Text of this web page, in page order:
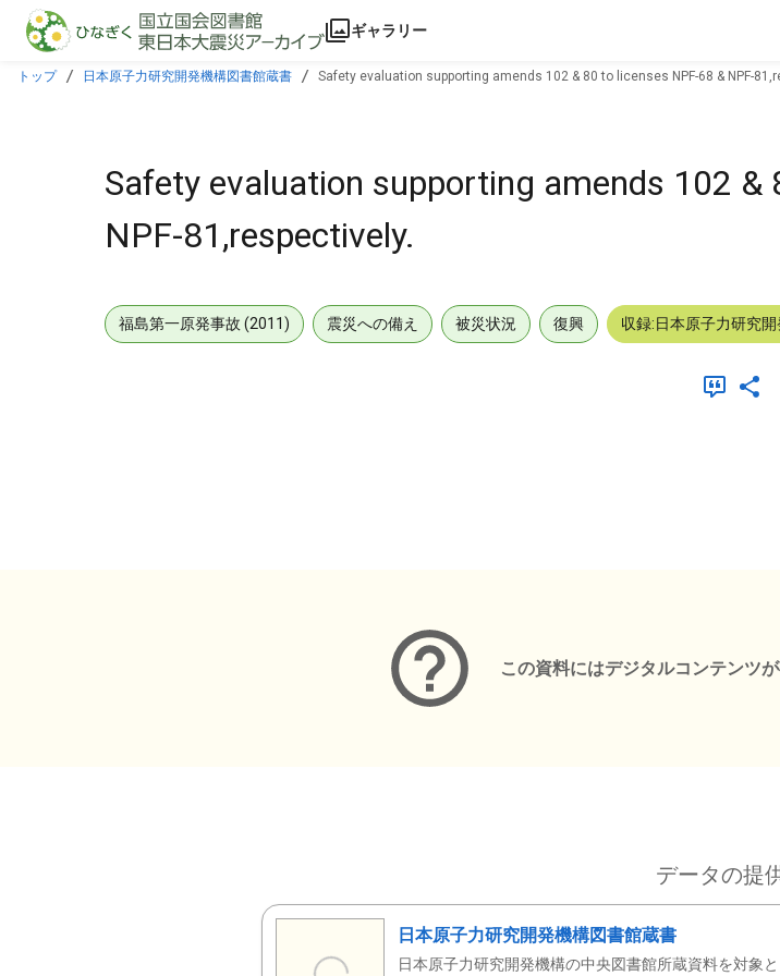
本文に飛ぶ
ギャラリー
トップ 日本原子力研究開発機構図書館蔵書 Safety evaluation supporting amends 102 & 80 to licenses NPF-68 & NPF-
Safety evaluation supporting amends 102 &
NPF-81,respectively.
福島第一原発事故 (2011) 震災への備え 被災状況 復興 収録:日本原子力研究
この資料にはデジタルコンテンツが
データの提
日本原子力研究開発機構図書館蔵書
日本原子力研究開発機構の中央図書館所蔵資料を対象